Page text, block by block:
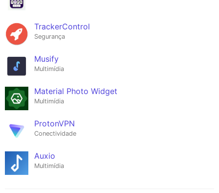
TrackerControl
Segurança
Musify
Multimídia
Material Photo Widget
Multimídia
ProtonVPN
Conectividade
Auxio
Multimídia